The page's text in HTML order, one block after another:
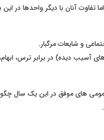
آنان با دیگر واحدها در
و شایعات مرگبار.
های آسیب دیده) در برابر ترس،
های موفق در این یک سال